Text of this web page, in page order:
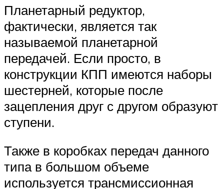
Планетарный редуктор,
фактически, является так
называемой планетарной
передачей. Если просто, в
конструкции КПП имеются наборы
шестерней, которые после
зацепления друг с другом образуют
ступени.
Также в коробках передач данного
типа в большом объеме
используется трансмиссионная